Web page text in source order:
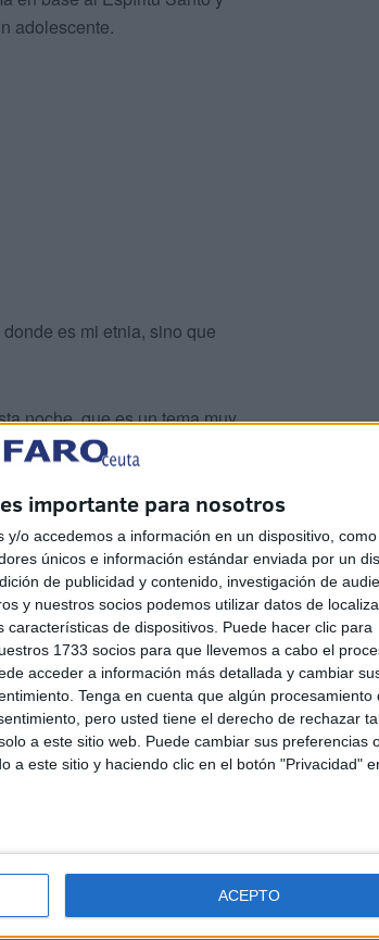
importante para nosotros
y/o accedemos a información en un dispositivo,
únicos e información estándar enviada por un
de publicidad y contenido, investigación de
y nuestros socios podemos utilizar datos de
de dispositivos. Puede hacer clic para
1733 socios para que llevemos a cabo el
acceder a información más detallada y cambiar
Tenga en cuenta que algún procesamiento
pero usted tiene el derecho de rechazar
a este sitio web. Puede cambiar sus preferencias
a este sitio y haciendo clic en el botón "Privacidad"
ACEPTO
adolescente.
es mi etnia, sino que
noche, que es un tema muy
que soy, porque te vas
el mercado.
gira bastante